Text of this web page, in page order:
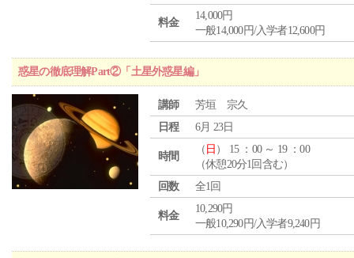
料金
14,000円
一般14,000円/入学者12,600円
惑星の徹底理解Part②「土星外惑星編」
講師
芳垣 宗久
日程
6月 23日
時間
（ 日 ） 15 ：00 ～ 19 ：00
（休憩20分1回含む）
回数
全1回
料金
10,290円
一般10,290円/入学者9,240円